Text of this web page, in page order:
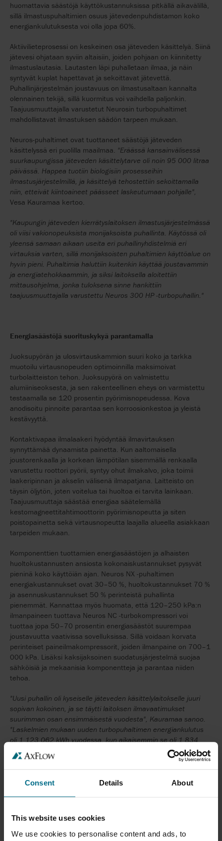
Consent Details About
This website uses cookies
We use cookies to personalise content and ads, to
huomattavia säästöjä käyttökustannuksissa pitkällä aikavälillä,
sillä ilmastuspuhaltimien osuus jätevedenpuhdistamon koko
energiankulutuksesta voi olla jopa 60%.
Aktiivilieteprosessi on keskeinen osa jäteveden käsittelyä. Siinä
jätevesi ohjataan syviin altaisiin, joiden pohjaan on kiinnitetty
ilmastuslautasia. Lautasten läpi puhalletaan ilmaa, ja näin
syntyvät kuplat hapettavat ja sekoittavat jätevettä.
Puhallinjärjestelmän joustavuus on ilmastusaltaan kannalta
olennainen tekijä, sillä kuormitus voi vaihdella paljonkin.
Taajuusmuuttajalla varustetut Neurosin turbopuhaltimet
mahdollistavat ilmastuksen säädön tarpeen mukaan.
Neuros-puhaltimet ovat tuottaneet säästöjä jäteveden
käsittelyssä eri puolilla maailmaa. "Eräässä kansainvälisessä
suurkaupungissa jäteveden käsittelytarve oli noin 95 000 litraa
päivässä. Happea tuotiin biologisiin prosesseihin
ilmastusjärjestelmillä, ja käsittelyä tehostettiin sekoittamalla
niin, etteivät kiintoaineet päässeet laskeutumaan pohjalle",
Vesa Kauramaa kertoo.
"Kaupungin jäteveden kierrätyslaitoksen ilmastusjärjestelmässä
oli viisi vakionopeuksista monijaksoista puhallinta. Käytössä oli
yleensä samaan aikaan useita eri puhallinyhdistelmiä eri
virtauksia varten, sillä monijaksoisten puhaltimien käyttöalue on
hyvin pieni. Puhaltimia haluttiin kuitenkin käyttää joustavammin
ja energiatehokkaammin, ja siksi laitoksella aloitettiin
mittausohjelma, jonka tuloksena sinne hankittiin
taajuusmuuttajalla varustettu Neuros 300 HP ‑turbopuhallin."
Energiasäästöjä suorituskykyä parantamalla
Juoksupyörän ja ulosvirtauskammion suuri koko ja tarkka
muotoilu virtausnopeuden optimoinnilla maksimoivat
turbolaitteiston tehon. Juoksupyörä on valmistettu
alumiiniseoksesta, ja sen rakenteellinen eheys on varmistettu
testaamalla se 120 prosentin pyörimisnopeudessa. Kova
anodisoitu pinnoite parantaa sen korroosionkestoa ja yleistä
kestävyyttä.
Kontaktivapaa ilmalaakeri hyödyntää ilmavirtauksen
synnyttämää dynaamista painetta. Kun aaltomaisella
joustorenkaalla ja korkean lämpötilan sisemmällä renkaalla
varustettu roottori pyörii, syntyy ohut ilmakalvo, joka toimii
laakeripinnan ja akselin välisenä ilmapatjana. Laitteisto on
täysin öljytön, joten voitelua tai huoltoa ei tarvita lainkaan.
Taajuusmuuttaja säästää energiaa säätelemällä
kestomagneettitahtimoottorin pyörimisnopeutta ja siten
poistopainetta sekä virtausnopeutta laajalla alueella asiakkaan
tarpeiden mukaan.
Komponenttien tuottamien energiasäästöjen ja alhaisten
huoltokustannusten ansiosta kokonaiskustannukset pysyvät
pieninä koko käyttöiän ajan. Neuros NX -puhaltimen
energiakustannukset ovat 30–50 %, huoltokustannukset 70 %
ja asennuskustannukset 50 % perinteistä puhallinta
pienemmät. Kannattaa myös huomata, että 120–250 kPa:n
ilmanpaineen tuottava Neuros NC ‑turbokompressori voi
tuottaa jopa 50–70 prosentin energiasäästöt suurempaa
joustavuutta vaativissa sovelluksissa. Sillä voidaan korvata
perinteiset paineilmakompressorit, joiden ilmanpaine on 700–1
000 kPa. Lisäksi kaksijaksoinen suodatusjärjestelmä suojaa
sähköisiä ja mekaanisia komponentteja ja parantaa niiden
tehoa.
"Uusi puhallin oli kyseiselle jäteveden käsittelylaitokselle juuri
sopivan kokoinen, ja se täytti laitoksen ilmavaatimukset
suurimman osan ensimmäisestä vuodesta", Kauramaa sanoo.
"Laskelmien mukaan uuden turbopuhaltimen energiankulutus
oli 1 123 062 kWh vuodessa, kun aikaisemmin se oli 1 834
548 kWh vuodessa. Energiankulutus pieneni 39 %, ja kun
asiakkaan käytettävissä olleet kannustimet otetaan huomioon,
ratkaisu maksoi itsensä takaisin vain 0,8 vuodessa. Tulosten
perusteella tilattiin toinen puhallin korvaamaan jäljellä olevat